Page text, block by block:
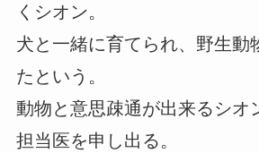
くシオン。
犬と一緒に育てられ、野生動
たという。
動物と意思疎通が出来るシオ
担当医を申し出る。